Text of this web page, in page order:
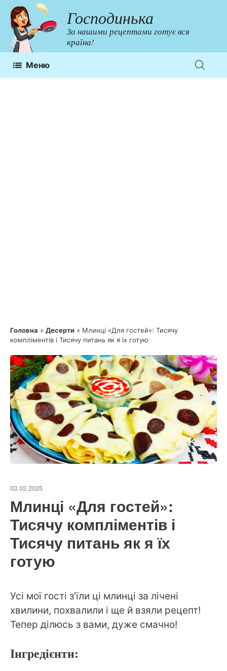
Перейти
до
контенту
Господинька
За нашими рецептами готує вся
країна!
Меню
Головна » Десерти » Млинці «Для гостей»: Тисячу
компліментів і Тисячу питань як я їх готую
03.03.2025
Млинці «Для гостей»:
Тисячу компліментів і
Тисячу питань як я їх
готую
Усі мої гості з’їли ці млинці за лічені
хвилини, похвалили і ще й взяли рецепт!
Тепер ділюсь з вами, дуже смачно!
Інгредієнти: